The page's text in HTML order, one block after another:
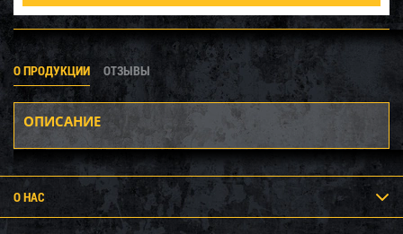
О ПРОДУКЦИИ ОТЗЫВЫ
ОПИСАНИЕ
О НАС